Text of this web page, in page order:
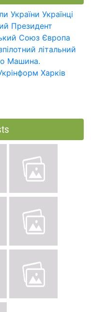
України Українці
Президент
Союз Європа
літальний
Машина.
Харків